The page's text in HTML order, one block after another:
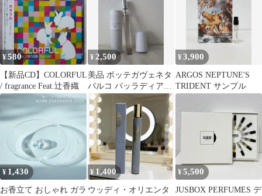
¥580
【新品CD】COLORFUL
/ fragrance Feat.辻香織
¥ 2,500
美品 ボッテガヴェネタ
パルコ パッラディアー
ノ VI 10ml
¥3,900
ARGOS NEPTUNE'S
TRIDENT サンプル
¥ 1,430
お香立て おしゃれ ガラ
¥ 1,400
ウッディ・オリエンタ
¥5,500
JUSBOX PERFUMES デ